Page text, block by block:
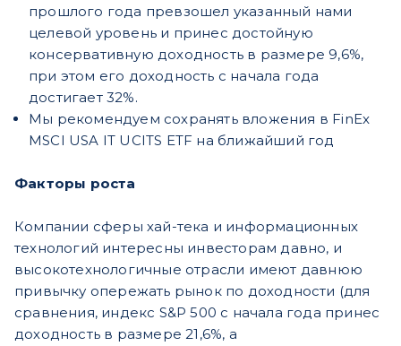
прошлого года превзошел указанный нами
целевой уровень и принес достойную
консервативную доходность в размере 9,6%,
при этом его доходность с начала года
достигает 32%.
Мы рекомендуем сохранять вложения в FinEx
MSCI USA IT UCITS ETF на ближайший год
Факторы роста
Компании сферы хай-тека и информационных
технологий интересны инвесторам давно, и
высокотехнологичные отрасли имеют давнюю
привычку опережать рынок по доходности (для
сравнения, индекс S&P 500 с начала года принес
доходность в размере 21,6%, а